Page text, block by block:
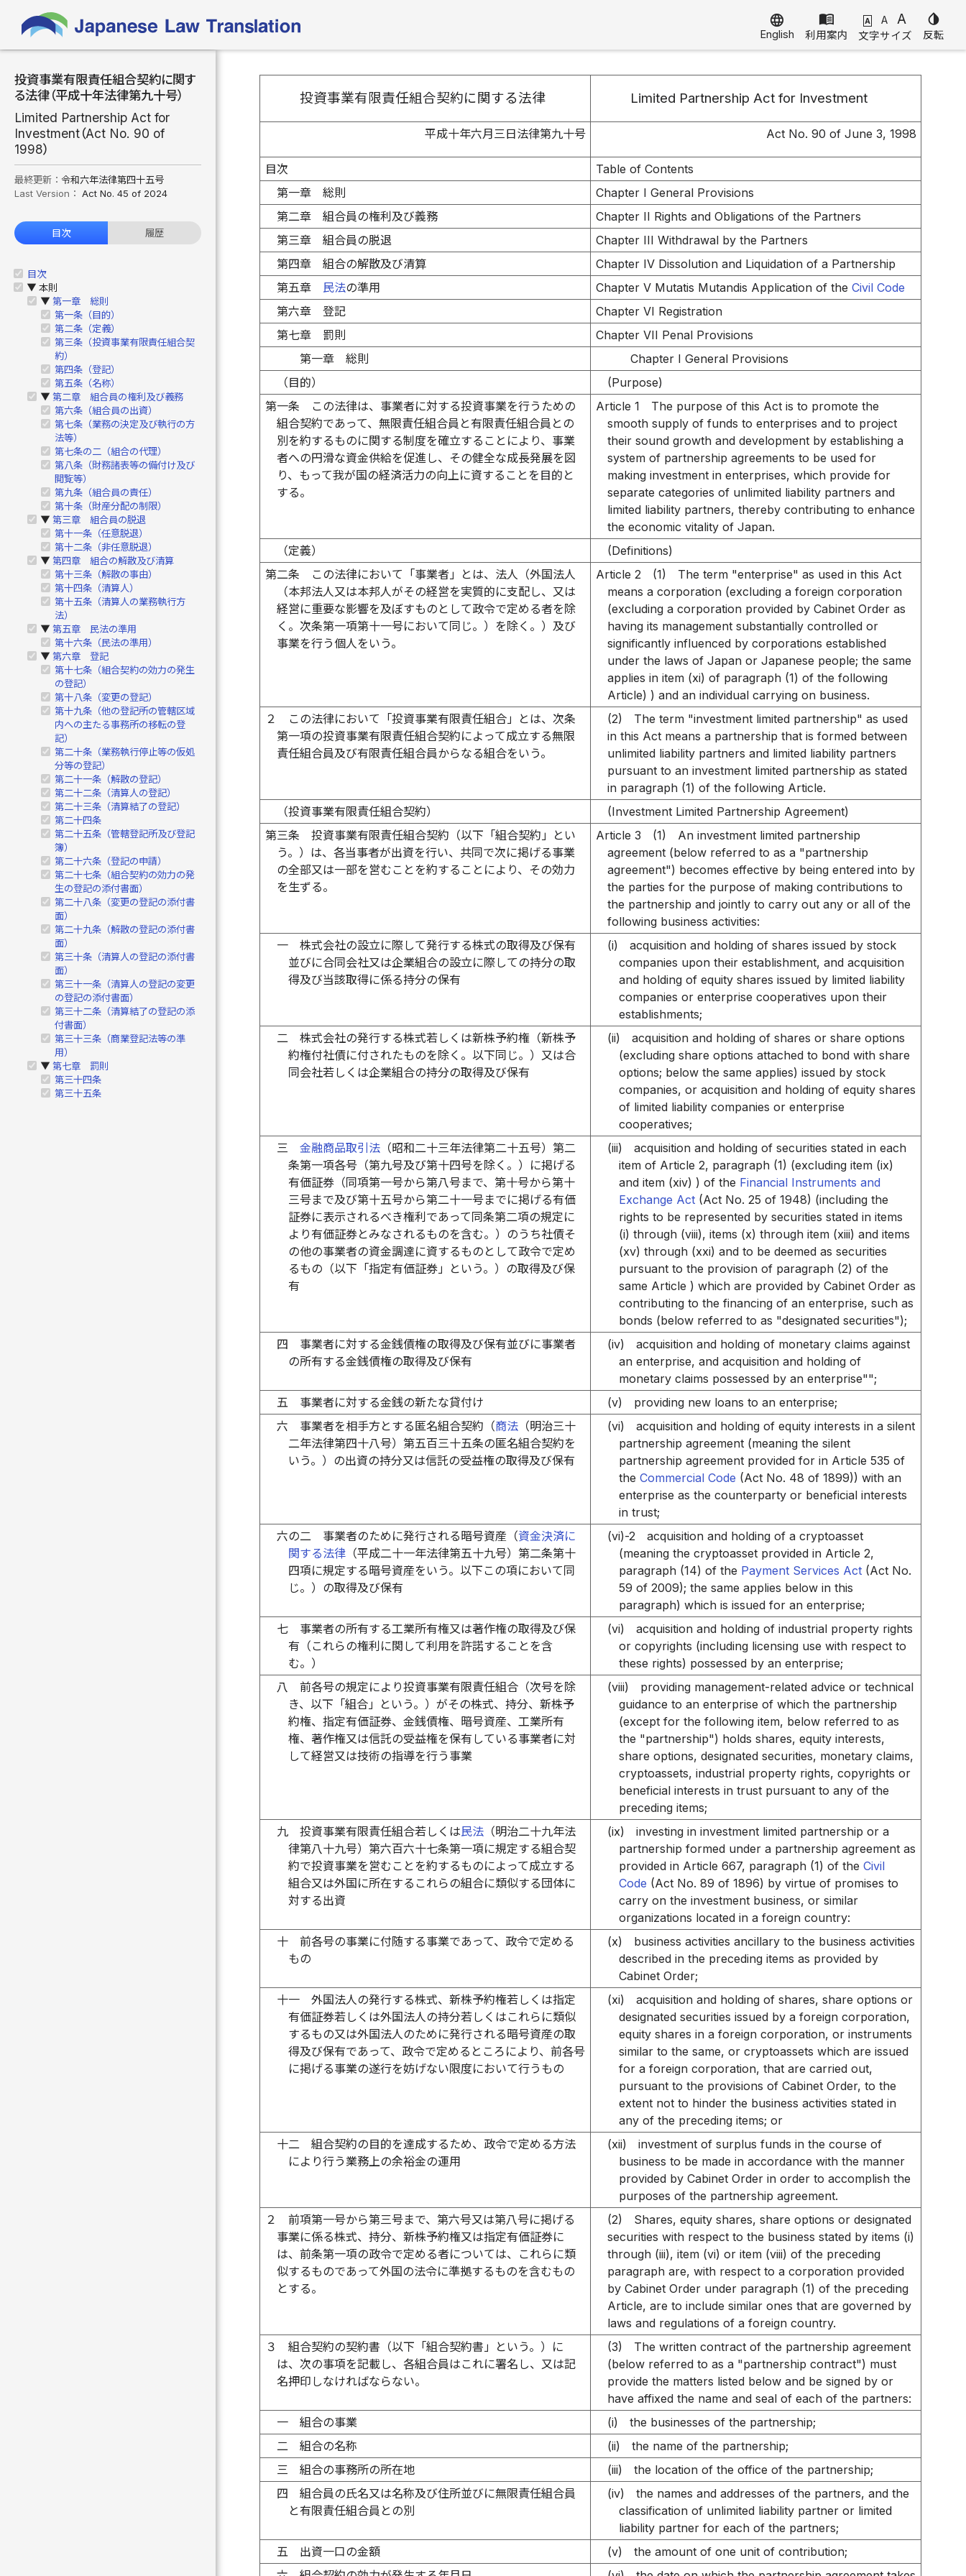
language
English
menu_book
利用案内
A A A
文字サイズ
invert_colors
反転
投資事業有限責任組合契約に関す
る法律（平成十年法律第九十号）
Limited Partnership Act for
Investment（Act No. 90 of
1998）
最終更新： 令和六年法律第四十五号
Last Version： Act No. 45 of 2024
目次 履歴
目次
▶ 本則
▶ 第一章 総則
第一条（目的）
第二条（定義）
第三条（投資事業有限責任組合契
約）
第四条（登記）
第五条（名称）
▶ 第二章 組合員の権利及び義務
第六条（組合員の出資）
第七条（業務の決定及び執行の方
法等）
第七条の二（組合の代理）
第八条（財務諸表等の備付け及び
閲覧等）
第九条（組合員の責任）
第十条（財産分配の制限）
▶ 第三章 組合員の脱退
第十一条（任意脱退）
第十二条（非任意脱退）
▶ 第四章 組合の解散及び清算
第十三条（解散の事由）
第十四条（清算人）
第十五条（清算人の業務執行方
法）
▶ 第五章 民法の準用
第十六条（民法の準用）
▶ 第六章 登記
第十七条（組合契約の効力の発生
の登記）
第十八条（変更の登記）
第十九条（他の登記所の管轄区域
内への主たる事務所の移転の登
記）
第二十条（業務執行停止等の仮処
分等の登記）
第二十一条（解散の登記）
第二十二条（清算人の登記）
第二十三条（清算結了の登記）
第二十四条
第二十五条（管轄登記所及び登記
簿）
第二十六条（登記の申請）
第二十七条（組合契約の効力の発
生の登記の添付書面）
第二十八条（変更の登記の添付書
面）
第二十九条（解散の登記の添付書
面）
第三十条（清算人の登記の添付書
面）
第三十一条（清算人の登記の変更
の登記の添付書面）
第三十二条（清算結了の登記の添
付書面）
第三十三条（商業登記法等の準
用）
▶ 第七章 罰則
第三十四条
第三十五条
投資事業有限責任組合契約に関する法律 Limited Partnership Act for Investment
平成十年六月三日法律第九十号 Act No. 90 of June 3, 1998
目次
Table of Contents
第一章 総則
Chapter I General Provisions
第二章 組合員の権利及び義務
Chapter II Rights and Obligations of the Partners
第三章 組合員の脱退
Chapter III Withdrawal by the Partners
第四章 組合の解散及び清算
Chapter IV Dissolution and Liquidation of a Partnership
第五章 民法の準用 Chapter V Mutatis Mutandis Application of the Civil Code
第六章 登記
Chapter VI Registration
第七章 罰則
Chapter VII Penal Provisions
第一章 総則
Chapter I General Provisions
（目的）
(Purpose)
第一条
この法律は、事業者に対する投資事業を行うための
組合契約であって、無限責任組合員と有限責任組合員との
別を約するものに関する制度を確立することにより、事業
者への円滑な資金供給を促進し、その健全な成長発展を図
り、もって我が国の経済活力の向上に資することを目的と
する。
Article 1
The purpose of this Act is to promote the
smooth supply of funds to enterprises and to project
their sound growth and development by establishing a
system of partnership agreements to be used for
making investment in enterprises, which provide for
separate categories of unlimited liability partners and
limited liability partners, thereby contributing to enhance
the economic vitality of Japan.
（定義）
(Definitions)
第二条
この法律において「事業者」とは、法人（外国法人
（本邦法人又は本邦人がその経営を実質的に支配し、又は
経営に重要な影響を及ぼすものとして政令で定める者を除
く。次条第一項第十一号において同じ。）を除く。）及び
事業を行う個人をいう。
Article 2 (1)
The term "enterprise" as used in this Act
means a corporation (excluding a foreign corporation
(excluding a corporation provided by Cabinet Order as
having its management substantially controlled or
significantly influenced by corporations established
under the laws of Japan or Japanese people; the same
applies in item (xi) of paragraph (1) of the following
Article) ) and an individual carrying on business.
２
この法律において「投資事業有限責任組合」とは、次条
第一項の投資事業有限責任組合契約によって成立する無限
責任組合員及び有限責任組合員からなる組合をいう。
(2)
The term "investment limited partnership" as used
in this Act means a partnership that is formed between
unlimited liability partners and limited liability partners
pursuant to an investment limited partnership as stated
in paragraph (1) of the following Article.
（投資事業有限責任組合契約）
(Investment Limited Partnership Agreement)
第三条
投資事業有限責任組合契約（以下「組合契約」とい
う。）は、各当事者が出資を行い、共同で次に掲げる事業
の全部又は一部を営むことを約することにより、その効力
を生ずる。
Article 3 (1)
An investment limited partnership
agreement (below referred to as a "partnership
agreement") becomes effective by being entered into by
the parties for the purpose of making contributions to
the partnership and jointly to carry out any or all of the
following business activities:
一
株式会社の設立に際して発行する株式の取得及び保有
並びに合同会社又は企業組合の設立に際しての持分の取
得及び当該取得に係る持分の保有
(i)
acquisition and holding of shares issued by stock
companies upon their establishment, and acquisition
and holding of equity shares issued by limited liability
companies or enterprise cooperatives upon their
establishments;
二
株式会社の発行する株式若しくは新株予約権（新株予
約権付社債に付されたものを除く。以下同じ。）又は合
同会社若しくは企業組合の持分の取得及び保有
(ii)
acquisition and holding of shares or share options
(excluding share options attached to bond with share
options; below the same applies) issued by stock
companies, or acquisition and holding of equity shares
of limited liability companies or enterprise
cooperatives;
三
金融商品取引法 （昭和二十三年法律第二十五号）第二
条第一項各号（第九号及び第十四号を除く。）に掲げる
有価証券（同項第一号から第八号まで、第十号から第十
三号まで及び第十五号から第二十一号までに掲げる有価
証券に表示されるべき権利であって同条第二項の規定に
より有価証券とみなされるものを含む。）のうち社債そ
の他の事業者の資金調達に資するものとして政令で定め
るもの（以下「指定有価証券」という。）の取得及び保
有
(iii)
acquisition and holding of securities stated in each
item of Article 2, paragraph (1) (excluding item (ix)
and item (xiv) ) of the Financial Instruments and
Exchange Act (Act No. 25 of 1948) (including the
rights to be represented by securities stated in items
(i) through (viii), items (x) through item (xiii) and items
(xv) through (xxi) and to be deemed as securities
pursuant to the provision of paragraph (2) of the
same Article ) which are provided by Cabinet Order as
contributing to the financing of an enterprise, such as
bonds (below referred to as "designated securities");
四
事業者に対する金銭債権の取得及び保有並びに事業者
の所有する金銭債権の取得及び保有
(iv)
acquisition and holding of monetary claims against
an enterprise, and acquisition and holding of
monetary claims possessed by an enterprise"";
五
事業者に対する金銭の新たな貸付け (v)
providing new loans to an enterprise;
六
事業者を相手方とする匿名組合契約（商法 （明治三十
二年法律第四十八号）第五百三十五条の匿名組合契約を
いう。）の出資の持分又は信託の受益権の取得及び保有
(vi)
acquisition and holding of equity interests in a silent
partnership agreement (meaning the silent
partnership agreement provided for in Article 535 of
theCommercial Code (Act No. 48 of 1899)) with an
enterprise as the counterparty or beneficial interests
in trust;
六の二
事業者のために発行される暗号資産（資金決済に
関する法律 （平成二十一年法律第五十九号）第二条第十
四項に規定する暗号資産をいう。以下この項において同
じ。）の取得及び保有
(vi)-2
acquisition and holding of a cryptoasset
(meaning the cryptoasset provided in Article 2,
paragraph (14) of the Payment Services Act (Act No.
59 of 2009); the same applies below in this
paragraph) which is issued for an enterprise;
七
事業者の所有する工業所有権又は著作権の取得及び保
有（これらの権利に関して利用を許諾することを含
む。）
(vi)
acquisition and holding of industrial property rights
or copyrights (including licensing use with respect to
these rights) possessed by an enterprise;
八
前各号の規定により投資事業有限責任組合（次号を除
き、以下「組合」という。）がその株式、持分、新株予
約権、指定有価証券、金銭債権、暗号資産、工業所有
権、著作権又は信託の受益権を保有している事業者に対
して経営又は技術の指導を行う事業
(viii)
providing management-related advice or technical
guidance to an enterprise of which the partnership
(except for the following item, below referred to as
the "partnership") holds shares, equity interests,
share options, designated securities, monetary claims,
cryptoassets, industrial property rights, copyrights or
beneficial interests in trust pursuant to any of the
preceding items;
九
投資事業有限責任組合若しくは民法 （明治二十九年法
律第八十九号）第六百六十七条第一項に規定する組合契
約で投資事業を営むことを約するものによって成立する
組合又は外国に所在するこれらの組合に類似する団体に
対する出資
(ix)
investing in investment limited partnership or a
partnership formed under a partnership agreement as
provided in Article 667, paragraph (1) of theCivil
Code (Act No. 89 of 1896) by virtue of promises to
carry on the investment business, or similar
organizations located in a foreign country:
十
前各号の事業に付随する事業であって、政令で定める
もの
(x)
business activities ancillary to the business activities
described in the preceding items as provided by
Cabinet Order;
十一
外国法人の発行する株式、新株予約権若しくは指定
有価証券若しくは外国法人の持分若しくはこれらに類似
するもの又は外国法人のために発行される暗号資産の取
得及び保有であって、政令で定めるところにより、前各号
に掲げる事業の遂行を妨げない限度において行うもの
(xi)
acquisition and holding of shares, share options or
designated securities issued by a foreign corporation,
equity shares in a foreign corporation, or instruments
similar to the same, or cryptoassets which are issued
for a foreign corporation, that are carried out,
pursuant to the provisions of Cabinet Order, to the
extent not to hinder the business activities stated in
any of the preceding items; or
十二
組合契約の目的を達成するため、政令で定める方法
により行う業務上の余裕金の運用
(xii)
investment of surplus funds in the course of
business to be made in accordance with the manner
provided by Cabinet Order in order to accomplish the
purposes of the partnership agreement.
２
前項第一号から第三号まで、第六号又は第八号に掲げる
事業に係る株式、持分、新株予約権又は指定有価証券に
は、前条第一項の政令で定める者については、これらに類
似するものであって外国の法令に準拠するものを含むもの
とする。
(2)
Shares, equity shares, share options or designated
securities with respect to the business stated by items (i)
through (iii), item (vi) or item (viii) of the preceding
paragraph are, with respect to a corporation provided
by Cabinet Order under paragraph (1) of the preceding
Article, are to include similar ones that are governed by
laws and regulations of a foreign country.
３
組合契約の契約書（以下「組合契約書」という。）に
は、次の事項を記載し、各組合員はこれに署名し、又は記
名押印しなければならない。
(3)
The written contract of the partnership agreement
(below referred to as a "partnership contract") must
provide the matters listed below and be signed by or
have affixed the name and seal of each of the partners:
一
組合の事業 (i)
the businesses of the partnership;
二
組合の名称 (ii)
the name of the partnership;
三
組合の事務所の所在地 (iii)
the location of the office of the partnership;
四
組合員の氏名又は名称及び住所並びに無限責任組合員
と有限責任組合員との別
(iv)
the names and addresses of the partners, and the
classification of unlimited liability partner or limited
liability partner for each of the partners;
五
出資一口の金額 (v)
the amount of one unit of contribution;